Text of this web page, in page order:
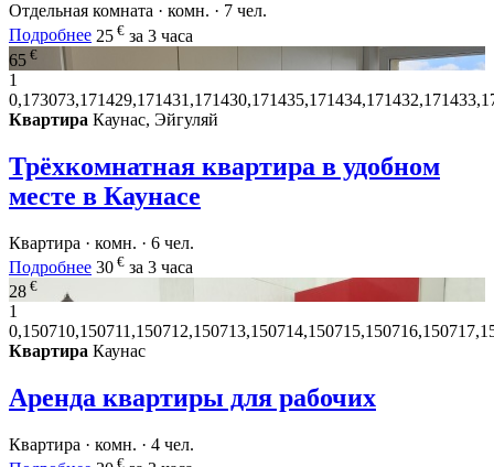
Отдельная комната · комн. · 7 чел.
Подробнее 25 € за 3 часа
65 €
1
Квартира Каунас, Эйгуляй
Трёхкомнатная квартира в удобном
месте в Каунасе
Квартира · комн. · 6 чел.
Подробнее 30 € за 3 часа
28 €
1
Квартира Каунас
Аренда квартиры для рабочих
Квартира · комн. · 4 чел.
€